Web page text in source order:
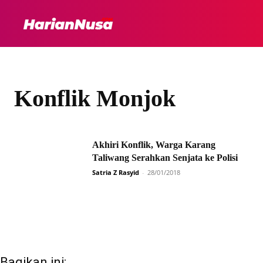
Konflik Monjok
Akhiri Konflik, Warga Karang
Taliwang Serahkan Senjata ke Polisi
Satria Z Rasyid - 28/01/2018